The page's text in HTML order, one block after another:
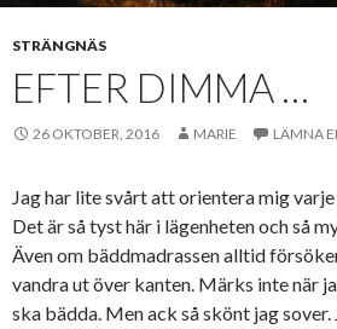
STRÄNGNÄS
EFTER DIMMA …
26 OKTOBER, 2016 MARIE LÄMNA
Jag har lite svårt att orientera mig
Det är så tyst här i lägenheten och så
Även om bäddmadrassen alltid
vandra ut över kanten. Märks inte när
ska bädda. Men ack så skönt jag